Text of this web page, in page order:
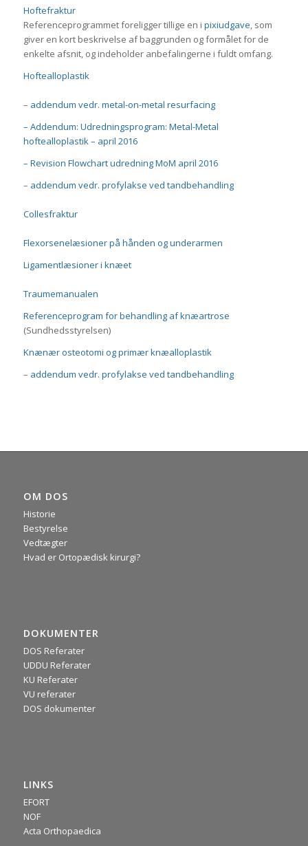
Hoftefraktur
Referenceprogrammet foreligger tillige en i pixiudgave, som
giver en kort beskrivelse af baggrunden og formålet for de
enkelte afsnit, og indeholder anbefalingerne i fuldt omfang.
Hoftealloplastik
– addendum vedr. metal-on-metal resurfacing
– Addendum: Udredningsprogram: Metal-Metal
hoftealloplastik – april 2016
– Revision Flowchart udredning MoM april 2016
– addendum vedr. profylakse ved tandbehandling
Collesfraktur
Flexorsenelæsioner på hånden og underarmen
Ligamentlæsioner i knæet
Traumemanualen
Referenceprogram for behandling af knæartrose
(Sundhedsstyrelsen)
Knænær osteotomi og primær knæalloplastik
– addendum vedr. profylakse ved tandbehandling
OM DOS
Historie
Bestyrelse
Vedtægter
Hvad er Ortopædisk kirurgi?
DOKUMENTER
DOS Referater
UDDU Referater
KU Referater
VU referater
DOS dokumenter
LINKS
EFORT
NOF
Acta Orthopaedica